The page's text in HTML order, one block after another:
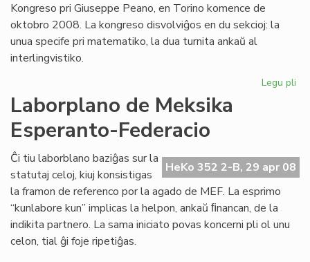
Kongreso pri Giuseppe Peano, en Torino komence de
oktobro 2008. La kongreso disvolviĝos en du sekcioj: la
unua specife pri matematiko, la dua turnita ankaŭ al
interlingvistiko.
Legu pli
Laborplano de Meksika
Esperanto-Federacio
HeKo 352 2-B, 29 apr 08
Ĉi tiu laborblano baziĝas sur la
statutaj celoj, kiuj konsistigas
la framon de referenco por la agado de MEF. La esprimo
“kunlabore kun” implicas la helpon, ankaŭ ﬁnancan, de la
indikita partnero. La sama iniciato povas koncerni pli ol unu
celon, tial ĝi foje ripetiĝas.